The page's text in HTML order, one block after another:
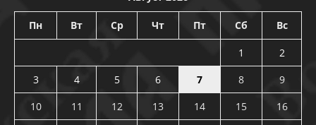
Пн Вт Ср Чт Пт Сб Вс
1
2
3
4 5 6 7 8
9
10
11 12 13 14 15
16